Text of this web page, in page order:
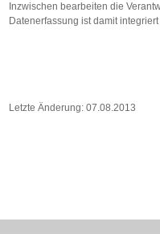
Inzwischen bearbeiten die
Datenerfassung ist damit
Letzte Änderung: 07.08.2013